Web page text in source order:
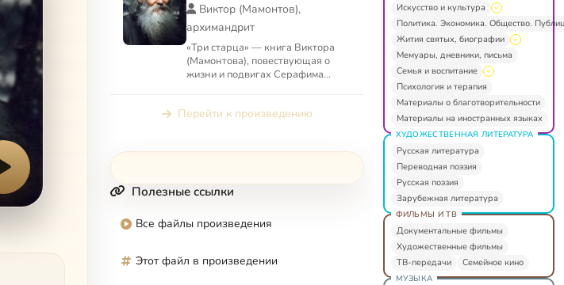
Виктор (Мамонтов),
архимандрит
«Три старца» — книга Виктора
(Мамонтова), повествующая о
жизни и подвигах Серафима
Перейти к произведению
Полезные ссылки
Все файлы произведения
Этот файл в произведении
Искусство и культура
Политика. Экономика. Общество.
Жития святых, биографии
Мемуары, дневники, письма
Семья и воспитание
Психология и терапия
Материалы о благотворительности
Материалы на иностранных языках
ХУДОЖЕСТВЕННАЯ ЛИТЕРАТУРА
Русская литература
Переводная поэзия
Русская поэзия
Зарубежная литература
ФИЛЬМЫ И ТВ
Документальные фильмы
Художественные фильмы
ТВ-передачи
Семейное кино
МУЗЫКА